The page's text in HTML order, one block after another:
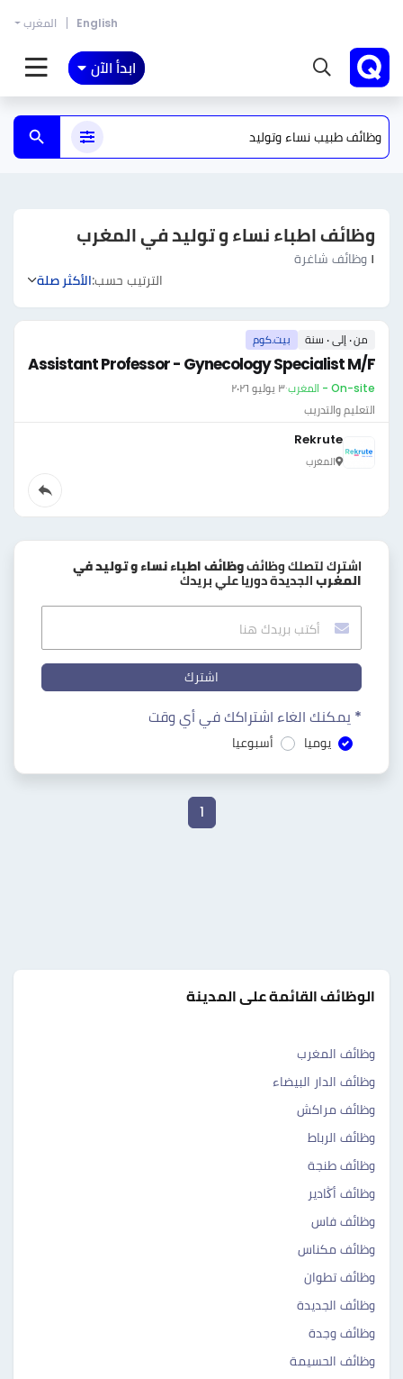
English المغرب
ابدأ الآن
وظائف اطباء نساء و توليد في المغرب
١ وظائف شاغرة
الترتيب حسب:الأكثر صلة
من ٠ إلى ٠ سنة بيت.كوم
Assistant Professor - Gynecology Specialist M/F
On-site - المغرب ·٣ يوليو ٢٠٢٦
التعليم والتدريب
Rekrute
المغرب
اشترك لتصلك وظائفوظائف اطباء نساء و توليد في
المغرب الجديدة دوريا علي بريدك
اشترك
* يمكنك الغاء اشتراكك في أي وقت
يوميا أسبوعيا
1
الوظائف القائمة على المدينة
وظائف المغرب
وظائف الدار البيضاء
وظائف مراكش
وظائف الرباط
وظائف طنجة
وظائف أڭادير
وظائف فاس
وظائف مكناس
وظائف تطوان
وظائف الجديدة
وظائف وجدة
وظائف الحسيمة ‎‎